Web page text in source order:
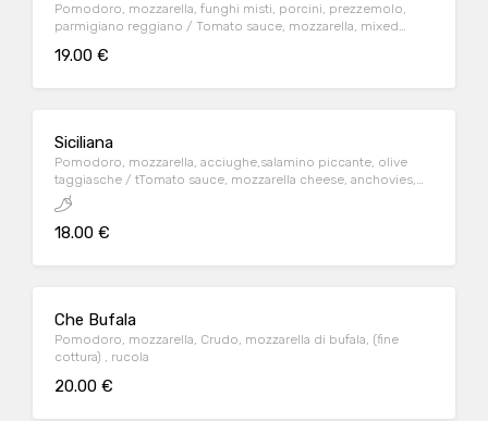
Pomodoro, mozzarella, funghi misti, porcini, prezzemolo,
parmigiano reggiano / Tomato sauce, mozzarella, mixed
19.00 €
Siciliana
Pomodoro, mozzarella, acciughe,salamino piccante, olive
taggiasche / tTomato sauce, mozzarella cheese, anchovies,
spicy salami, Taggiasca olives
18.00 €
Che Bufala
Pomodoro, mozzarella, Crudo, mozzarella di bufala, (fine
cottura) , rucola
20.00 €